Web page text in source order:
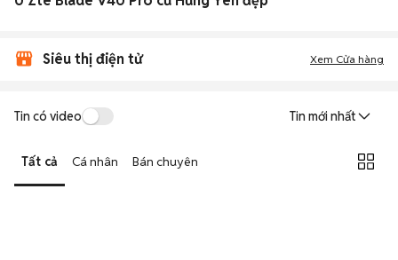
Siêu thị điện tử Xem Cửa hàng
Tin có video Tin mới nhất
Tất cả Cá nhân Bán chuyên